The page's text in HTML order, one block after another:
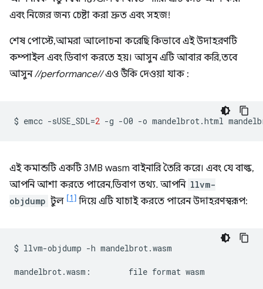
এবং নিজের জন্য চেষ্টা করা দ্রুত এবং সহজ!
শেষ পোস্টে, আমরা আলোচনা করেছি কিভাবে এই উদাহরণটি
কম্পাইল এবং ডিবাগ করতে হয়। আসুন এটি আবার করি, তবে
আসুন//performance//এও উঁকি দেওয়া যাক :
$ emcc -sUSE_SDL=2 -g -O0 -o mandelbrot.html
এই কমান্ডটি একটি 3MB wasm বাইনারি তৈরি করে। এবং যে বাল্ক,
আপনি আশা করতে পারেন, ডিবাগ তথ্য. আপনি llvm-
objdump টুল [1] দিয়ে এটি যাচাই করতে পারেন উদাহরণস্বরূপ:
$ llvm-objdump -h mandelbrot.wasm
mandelbrot.wasm: file format wasm